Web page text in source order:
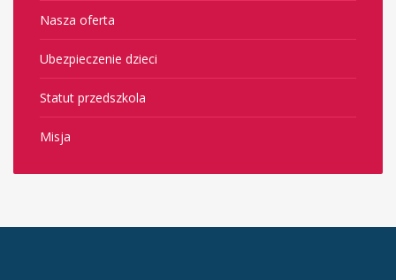
Nasza oferta
Ubezpieczenie dzieci
Statut przedszkola
Misja